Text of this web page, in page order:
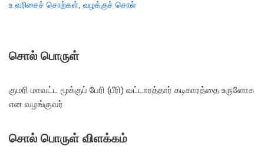
உ வரிசைச் சொற்கள், வழக்குச் சொல்
சொல் பொருள்
குமரி மாவட்ட மூக்குப் பேரி (பீரி) வட்டாரத்தார் கடிகாரத்தை உருளோசு
என வழங்குவர்
சொல் பொருள் விளக்கம்